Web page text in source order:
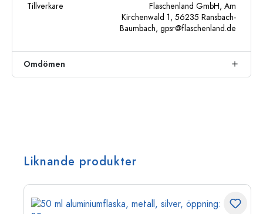
Tillverkare
Flaschenland GmbH, Am
Kirchenwald 1, 56235 Ransbach-
Baumbach, gpsr@flaschenland.de
Omdömen
Liknande produkter